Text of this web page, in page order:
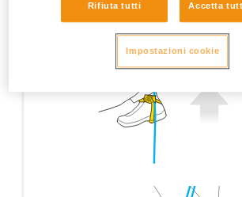
Rifiuta tutti Accetta
Impostazioni cookie